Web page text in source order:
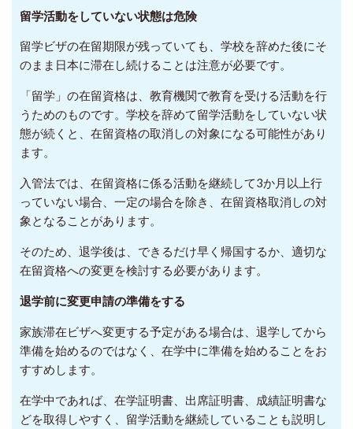
留学活動をしていない状態は危険
留学ビザの在留期限が残っていても、学校を辞めた後にそ
のまま日本に滞在し続けることは注意が必要です。
「留学」の在留資格は、教育機関で教育を受ける活動を行
うためのものです。学校を辞めて留学活動をしていない状
態が続くと、在留資格の取消しの対象になる可能性があり
ます。
入管法では、在留資格に係る活動を継続して3か月以上行
っていない場合、一定の場合を除き、在留資格取消しの対
象となることがあります。
そのため、退学後は、できるだけ早く帰国するか、適切な
在留資格への変更を検討する必要があります。
退学前に変更申請の準備をする
家族滞在ビザへ変更する予定がある場合は、退学してから
準備を始めるのではなく、在学中に準備を始めることをお
すすめします。
在学中であれば、在学証明書、出席証明書、成績証明書な
どを取得しやすく、留学活動を継続していることも説明し